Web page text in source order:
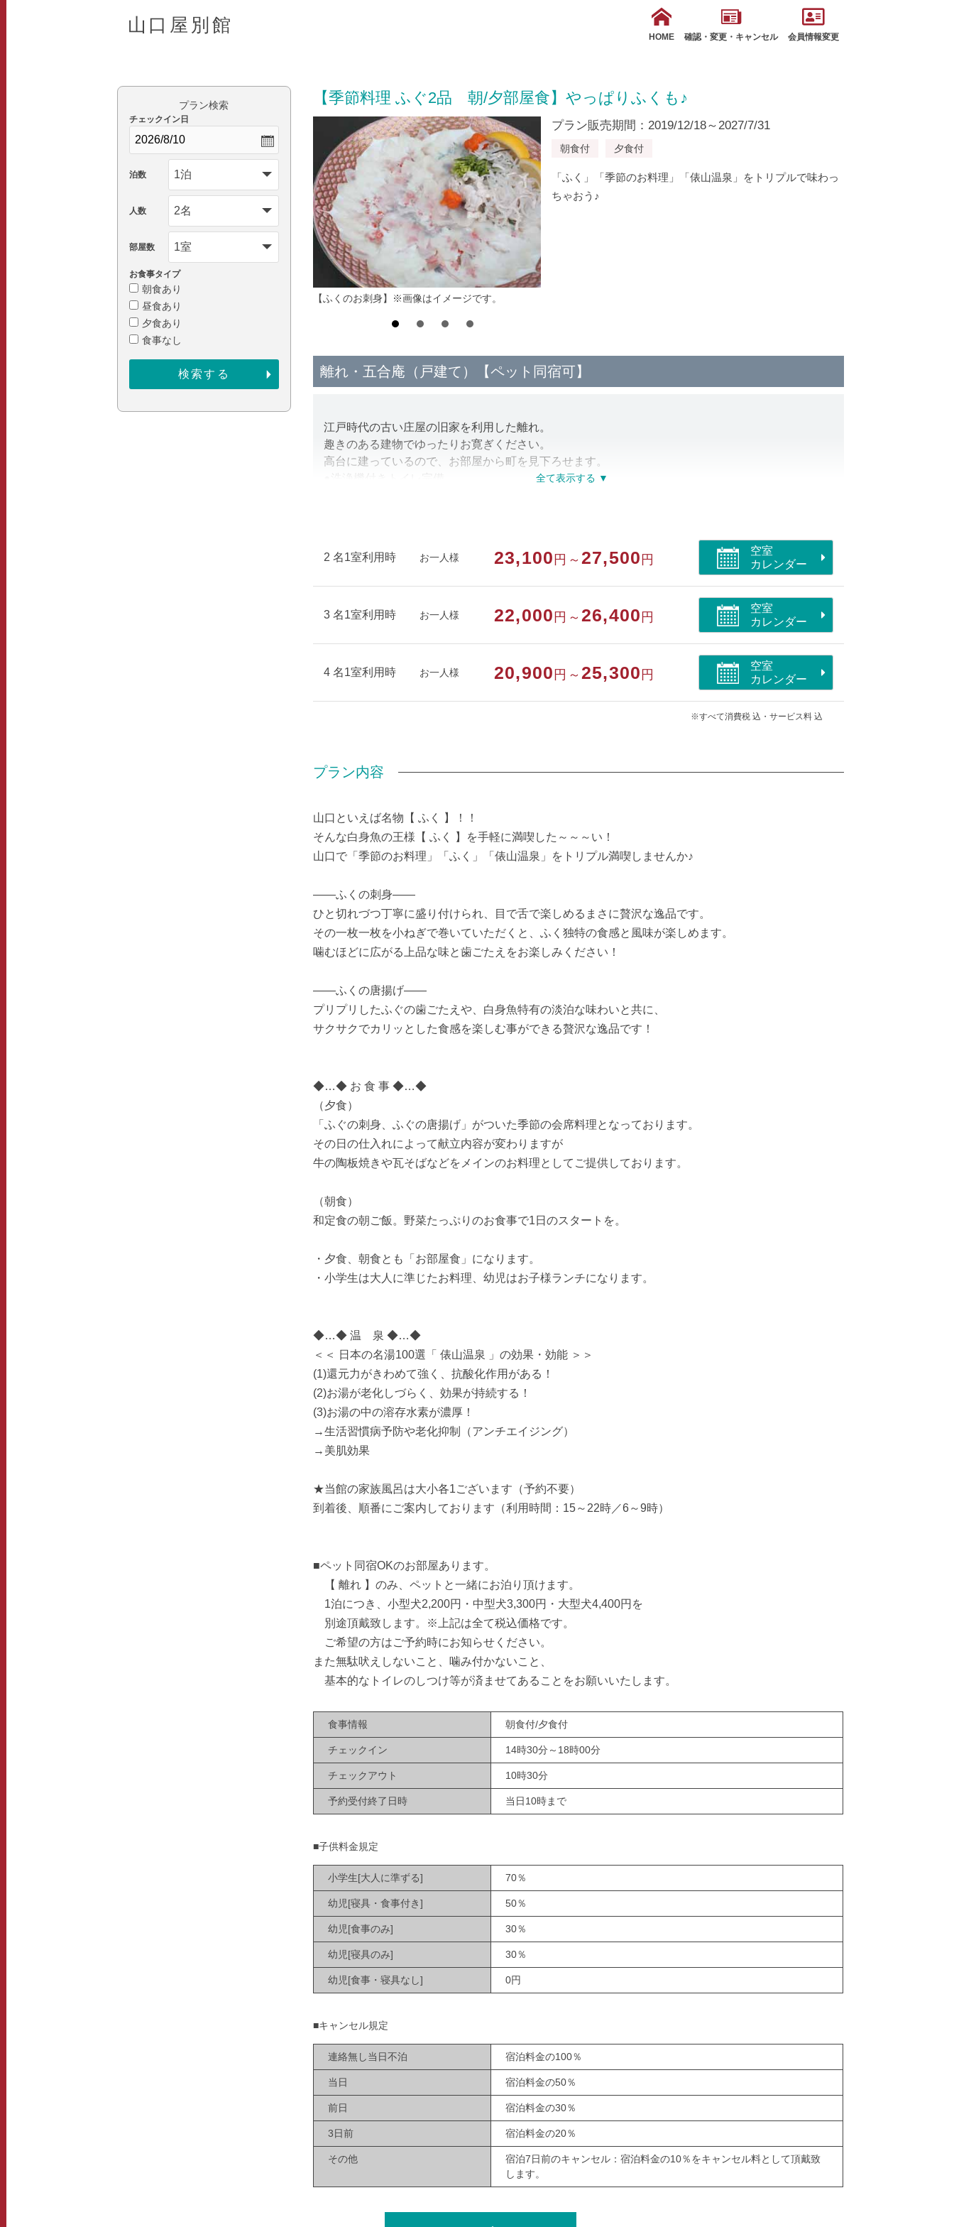
山口屋別館
HOME 確認・変更・キャンセル 会員情報変更
【季節料理 ふぐ2品 朝/夕部屋食】やっぱりふくも♪
【ふくのお刺身】※画像はイメージです。
プラン販売期間：2019/12/18～2027/7/31
朝食付 夕食付
「ふく」「季節のお料理」「俵山温泉」をトリプルで味わっ
ちゃおう♪
離れ・五合庵（戸建て）【ペット同宿可】
江戸時代の古い庄屋の旧家を利用した離れ。
趣きのある建物でゆったりお寛ぎください。
高台に建っているので、お部屋から町を見下ろせます。
部屋種別 和室
2 名1室利用時 お一人様 23,100 円～ 27,500 円
空室
カレンダー
3 名1室利用時 お一人様 22,000 円～ 26,400 円
空室
カレンダー
4 名1室利用時 お一人様 20,900 円～ 25,300 円
空室
カレンダー
※すべて消費税 込・サービス料 込
プラン内容
山口といえば名物【 ふく 】！！
そんな白身魚の王様【 ふく 】を手軽に満喫した～～～い！
山口で「季節のお料理」「ふく」「俵山温泉」をトリプル満喫しませんか♪
――ふくの刺身――
ひと切れづつ丁寧に盛り付けられ、目で舌で楽しめるまさに贅沢な逸品です。
その一枚一枚を小ねぎで巻いていただくと、ふく独特の食感と風味が楽しめます。
噛むほどに広がる上品な味と歯ごたえをお楽しみください！
――ふくの唐揚げ――
プリプリしたふぐの歯ごたえや、白身魚特有の淡泊な味わいと共に、
サクサクでカリッとした食感を楽しむ事ができる贅沢な逸品です！
◆…◆ お 食 事 ◆…◆
（夕食）
「ふぐの刺身、ふぐの唐揚げ」がついた季節の会席料理となっております。
その日の仕入れによって献立内容が変わりますが
牛の陶板焼きや瓦そばなどをメインのお料理としてご提供しております。
（朝食）
和定食の朝ご飯。野菜たっぷりのお食事で1日のスタートを。
・夕食、朝食とも「お部屋食」になります。
・小学生は大人に準じたお料理、幼児はお子様ランチになります。
◆…◆ 温 泉 ◆…◆
＜＜ 日本の名湯100選「 俵山温泉 」の効果・効能 ＞＞
(1)還元力がきわめて強く、抗酸化作用がある！
(2)お湯が老化しづらく、効果が持続する！
(3)お湯の中の溶存水素が濃厚！
→生活習慣病予防や老化抑制（アンチエイジング）
→美肌効果
★当館の家族風呂は大小各1ございます（予約不要）
到着後、順番にご案内しております（利用時間：15～22時／6～9時）
■ペット同宿OKのお部屋あります。
【 離れ 】のみ、ペットと一緒にお泊り頂けます。
1泊につき、小型犬2,200円・中型犬3,300円・大型犬4,400円を
別途頂戴致します。※上記は全て税込価格です。
ご希望の方はご予約時にお知らせください。
また無駄吠えしないこと、噛み付かないこと、
基本的なトイレのしつけ等が済ませてあることをお願いいたします。
食事情報 朝食付/夕食付
チェックイン 14時30分～18時00分
チェックアウト 10時30分
予約受付終了日時 当日10時まで
■子供料金規定
小学生[大人に準ずる] 70％
幼児[寝具・食事付き] 50％
幼児[食事のみ] 30％
幼児[寝具のみ] 30％
幼児[食事・寝具なし] 0円
■キャンセル規定
連絡無し当日不泊 宿泊料金の100％
当日 宿泊料金の50％
前日 宿泊料金の30％
3日前 宿泊料金の20％
その他
宿泊7日前のキャンセル：宿泊料金の10％をキャンセル料として頂戴致
します。
プラン検索
チェックイン日
泊数
人数
部屋数
お食事タイプ
朝食あり
昼食あり
夕食あり
食事なし